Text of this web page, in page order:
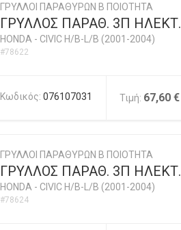
ΓΡΥΛΛΟΙ ΠΑΡΑΘΥΡΩΝ Β ΠΟΙΟΤΗΤΑ
ΓΡΥΛΛΟΣ ΠΑΡΑΘ. 3Π ΗΛΕΚΤ.
HONDA - CIVIC H/B-L/B (2001-2004)
#78622
Κωδικός: 076107031 Τιμή: 67,60 €
ΓΡΥΛΛΟΙ ΠΑΡΑΘΥΡΩΝ Β ΠΟΙΟΤΗΤΑ
ΓΡΥΛΛΟΣ ΠΑΡΑΘ. 3Π ΗΛΕΚΤ.
HONDA - CIVIC H/B-L/B (2001-2004)
#78624